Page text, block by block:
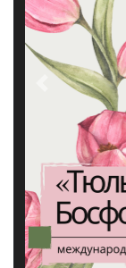
Previous